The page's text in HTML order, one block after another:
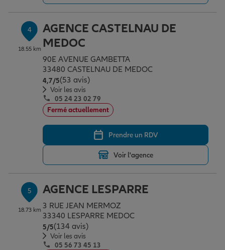
4
18.55 km
AGENCE CASTELNAU DE
MEDOC
90E AVENUE GAMBETTA
33480 CASTELNAU DE MEDOC
4,7/5Note de 4.7 sur 5
(53 avis)
Voir les avis
05 24 23 02 79
Fermé actuellement
Prendre un RDV
Voir l'agence
5
18.73 km
AGENCE LESPARRE
3 RUE JEAN MERMOZ
33340 LESPARRE MEDOC
5/5Note de 5 sur 5
(134 avis)
Voir les avis
05 56 73 45 13